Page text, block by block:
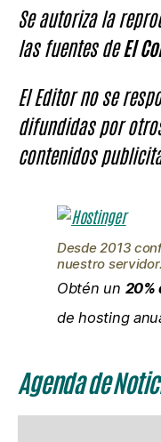
Se autoriza la
las fuentes deEl
El Editor no se
difundidas por
contenidos
Desde 2013
nuestro servidor.
Obtén un 20%
de hosting
Agenda de